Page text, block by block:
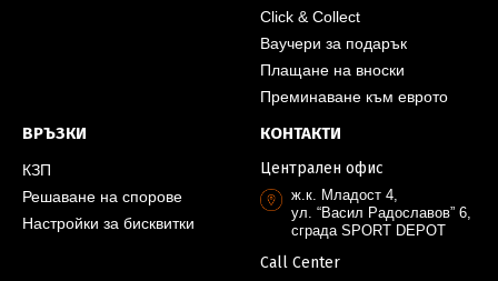
Click & Collect
Ваучери за подарък
Плащане на вноски
Преминаване към еврото
ВРЪЗКИ
КЗП
Решаване на спорове
Настройки за бисквитки
КОНТАКТИ
Централен офис
ж.к. Младост 4,
ул. “Васил Радославов” 6,
сграда SPORT DEPOT
Call Center